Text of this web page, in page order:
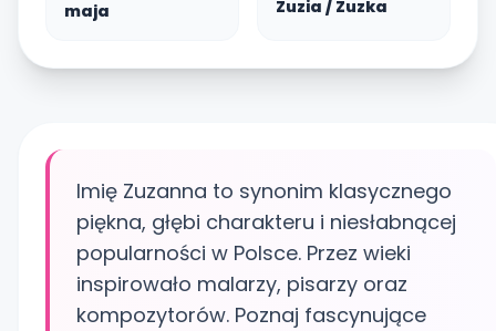
maja
Zuzia / Zuzka
Imię Zuzanna to synonim klasycznego
piękna, głębi charakteru i niesłabnącej
popularności w Polsce. Przez wieki
inspirowało malarzy, pisarzy oraz
kompozytorów. Poznaj fascynujące